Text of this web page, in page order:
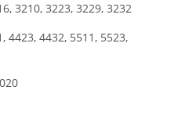
3210, 3223, 3229, 3232
4423, 4432, 5511, 5523,